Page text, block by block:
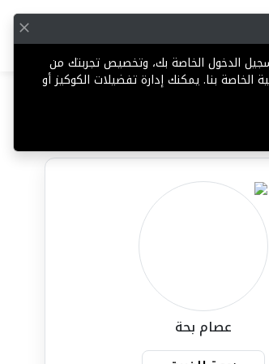
عصام بحة
الدخول الخاصة بك، وتخصيص تجربتك من
بنا. يمكنك إدارة تفضيلات الكوكيز أو